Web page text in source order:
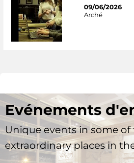
09/06/2026
Arché
Evénements
Unique events in some
extraordinary places in